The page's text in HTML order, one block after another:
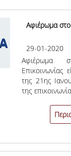
Αφιέρωμα
29-01-2020
Αφιέρωμα
Επικοινωνίας
της 21ης
της